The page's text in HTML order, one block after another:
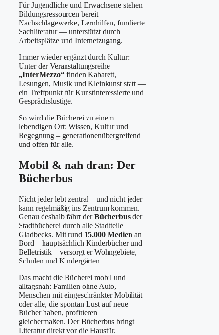
Für Jugendliche und Erwachsene stehen
Bildungsressourcen bereit —
Nachschlagewerke, Lernhilfen, fundierte
Sachliteratur — unterstützt durch
Arbeitsplätze und Internetzugang.
Immer wieder ergänzt durch Kultur:
Unter der Veranstaltungsreihe
„InterMezzo“ finden Kabarett,
Lesungen, Musik und Kleinkunst statt —
ein Treffpunkt für Kunstinteressierte und
Gesprächslustige.
So wird die Bücherei zu einem
lebendigen Ort: Wissen, Kultur und
Begegnung – generationenübergreifend
und offen für alle.
Mobil & nah dran: Der
Bücherbus
Nicht jeder lebt zentral – und nicht jeder
kann regelmäßig ins Zentrum kommen.
Genau deshalb fährt derBücherbus der
Stadtbücherei durch alle Stadtteile
Gladbecks. Mit rund 15.000 Medien an
Bord – hauptsächlich Kinderbücher und
Belletristik – versorgt er Wohngebiete,
Schulen und Kindergärten.
Das macht die Bücherei mobil und
alltagsnah: Familien ohne Auto,
Menschen mit eingeschränkter Mobilität
oder alle, die spontan Lust auf neue
Bücher haben, profitieren
gleichermaßen. Der Bücherbus bringt
Literatur direkt vor die Haustür.